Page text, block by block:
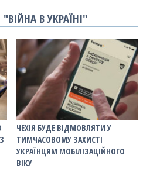
В УКРАЇНІ"
ЧЕХІЯ БУДЕ ВІДМОВЛЯТИ У
ТИМЧАСОВОМУ ЗАХИСТІ
УКРАЇНЦЯМ МОБІЛІЗАЦІЙНОГО
ВІКУ